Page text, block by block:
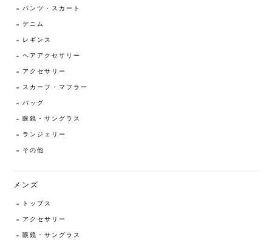
パンツ・スカート
デニム
レギンス
ヘアアクセサリー
アクセサリー
スカーフ・マフラー
バッグ
眼鏡・サングラス
ランジェリー
その他
メンズ
トップス
アクセサリー
眼鏡・サングラス